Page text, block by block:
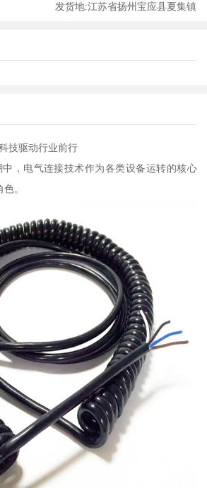
发货地:江苏省扬州宝应县夏集镇
技驱动行业前行
，电气连接技术作为各类设备运转的核心
。